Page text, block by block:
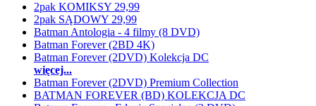
2pak KOMIKSY 29,99
2pak SĄDOWY 29,99
Batman Antologia - 4 filmy (8 DVD)
Batman Forever (2BD 4K)
Batman Forever (2DVD) Kolekcja DC
więcej...
Batman Forever (2DVD) Premium Collection
BATMAN FOREVER (BD) KOLEKCJA DC